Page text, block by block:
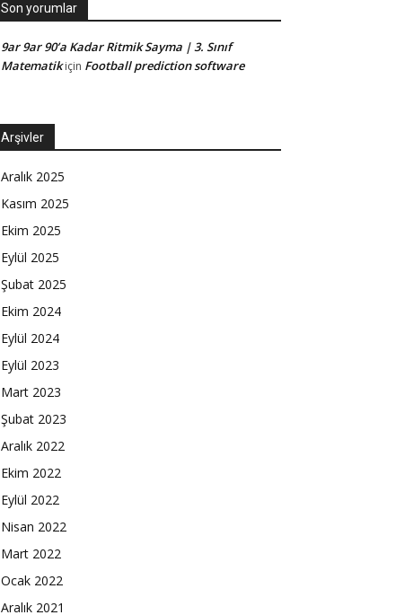
Son yorumlar
9ar 9ar 90’a Kadar Ritmik Sayma | 3. Sınıf
Matematikiçin Football prediction software
Arşivler
Aralık 2025
Kasım 2025
Ekim 2025
Eylül 2025
Şubat 2025
Ekim 2024
Eylül 2024
Eylül 2023
Mart 2023
Şubat 2023
Aralık 2022
Ekim 2022
Eylül 2022
Nisan 2022
Mart 2022
Ocak 2022
Aralık 2021